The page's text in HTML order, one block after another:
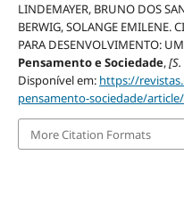
LINDEMAYER, BRUNO DOS
BERWIG, SOLANGE EMILENE.
PARA DESENVOLVIMENTO:
Pensamento e Sociedade,
Disponível em: https://
pensamento-sociedade/
More Citation Formats